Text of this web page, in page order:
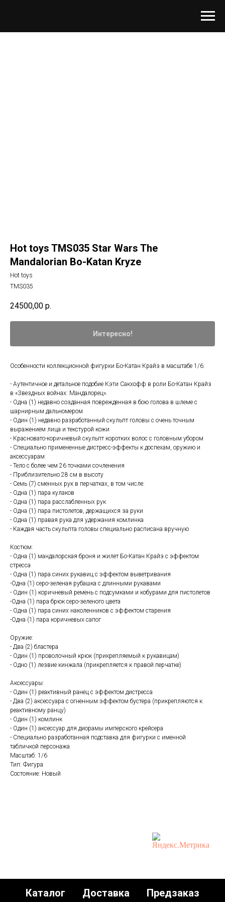
Hot toys TMS035 Star Wars The
Mandalorian Bo-Katan Kryze
Hot toys
TMS035
24500,00 р.
Интересно!
Особенности коллекционной фигурки Бо-Катан Крайз в масштабе 1/6:
- Аутентичное и детальное подобие Кэти Сакхофф в роли Бо-Катан Крайз
в «Звездных войнах: Мандалорец».
- Одна (1) недавно созданная поврежденная в бою голова в шлеме с
шарнирным дальномером
- Один (1) недавно разработанный скульпт головы с очень точным
выражением лица и текстурой кожи
- Красновато-коричневый скульпт коротких волос с головным убором
- Специально примененные дистресс-эффекты к доспехам, оружию и
аксессуарам
- Тело с более чем 26 точками сочленения
- Приблизительно 28 см в высоту
- Семь (7) сменных рук в перчатках, в том числе:
- Одна (1) пара кулаков
- Одна (1) пара расслабленных рук
- Одна (1) пара пистолетов, держащихся за руки
- Одна (1) правая рука для удержания комлинка
- Каждая часть скульпта головы специально расписана вручную
Костюм:
- Одна (1) мандалорская броня и жилет Бо-Катан Крайз с эффектом
стресса
- Одна (1) пара синих рукавиц с эффектом выветривания
-Одна (1) серо-зеленая рубашка с длинными рукавами
- Один (1) коричневый ремень с подсумками и кобурами для пистолетов
-Одна (1) пара брюк серо-зеленого цвета
- Одна (1) пара синих наколенников с эффектом старения
-Одна (1) пара коричневых сапог
Оружие:
- Два (2) бластера
- Один (1) проволочный крюк (прикрепляемый к рукавицам)
- Одно (1) лезвие кинжала (прикрепляется к правой перчатке)
Аксессуары:
- Один (1) реактивный ранец с эффектом дистресса
- Два (2) аксессуара с огненным эффектом бустера (прикрепляются к
реактивному ранцу)
- Один (1) комлинк
- Один (1) аксессуар для диорамы имперского крейсера
- Специально разработанная подставка для фигурки с именной
табличкой персонажа
Масштаб: 1/6
Тип: Фигура
Состояние: Новый
Каталог Доставка Предзаказ